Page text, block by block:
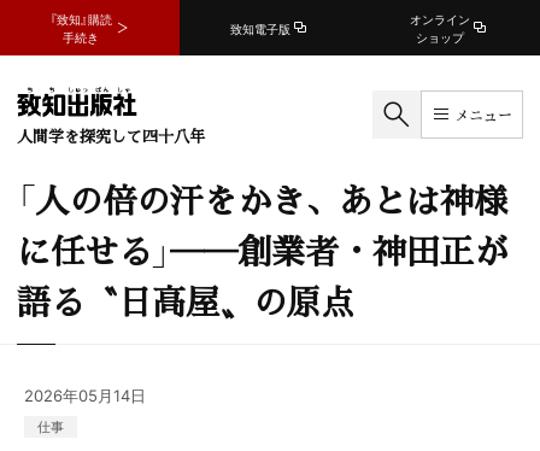
『致知』購読
手続き
致知電子版
オンライン
ショップ
人間学を探究して四十八年
メニュー
「人の倍の汗をかき、あとは神様
に任せる」──創業者・神田正が
語る〝日高屋〟の原点
2026年05月14日
仕事